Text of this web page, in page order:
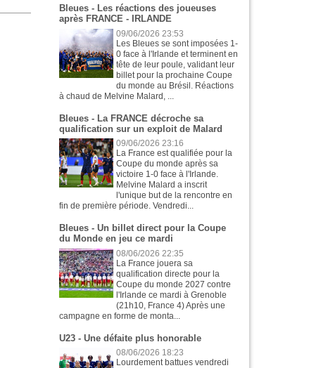
Bleues - Les réactions des joueuses
après FRANCE - IRLANDE
09/06/2026 23:53
Les Bleues se sont imposées 1-
0 face à l'Irlande et terminent en
tête de leur poule, validant leur
billet pour la prochaine Coupe
du monde au Brésil. Réactions
à chaud de Melvine Malard, ...
Bleues - La FRANCE décroche sa
qualification sur un exploit de Malard
09/06/2026 23:16
La France est qualifiée pour la
Coupe du monde après sa
victoire 1-0 face à l'Irlande.
Melvine Malard a inscrit
l'unique but de la rencontre en
fin de première période. Vendredi...
Bleues - Un billet direct pour la Coupe
du Monde en jeu ce mardi
08/06/2026 22:35
La France jouera sa
qualification directe pour la
Coupe du monde 2027 contre
l'Irlande ce mardi à Grenoble
(21h10, France 4) Après une
campagne en forme de monta...
U23 - Une défaite plus honorable
08/06/2026 18:23
Lourdement battues vendredi